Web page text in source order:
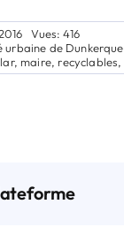
Vues: 416
urbaine de Dunkerque
, maire, recyclables,